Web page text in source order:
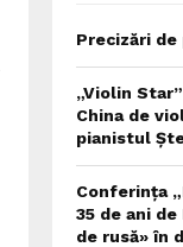
Precizări de
„Violin
China de
pianistul
Conferința
35 de ani
de rusă» în